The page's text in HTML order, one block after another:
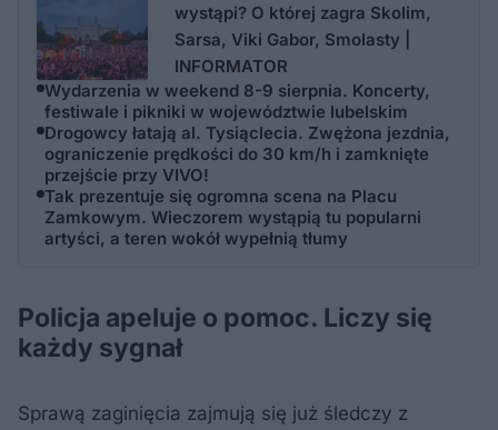
wystąpi? O której zagra Skolim,
Sarsa, Viki Gabor, Smolasty |
INFORMATOR
Wydarzenia w weekend 8-9 sierpnia. Koncerty,
festiwale i pikniki w województwie lubelskim
Drogowcy łatają al. Tysiąclecia. Zwężona jezdnia,
ograniczenie prędkości do 30 km/h i zamknięte
przejście przy VIVO!
Tak prezentuje się ogromna scena na Placu
Zamkowym. Wieczorem wystąpią tu popularni
artyści, a teren wokół wypełnią tłumy
Policja apeluje o pomoc. Liczy się
każdy sygnał
Sprawą zaginięcia zajmują się już śledczy z